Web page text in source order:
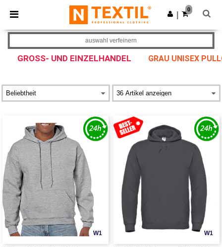
× Ntextil App
Bessere Preise in der App!
App holen
0
GROSS- UND EINZELHANDEL GRAU UNISEX
auswahl verfeinern
W1 W1